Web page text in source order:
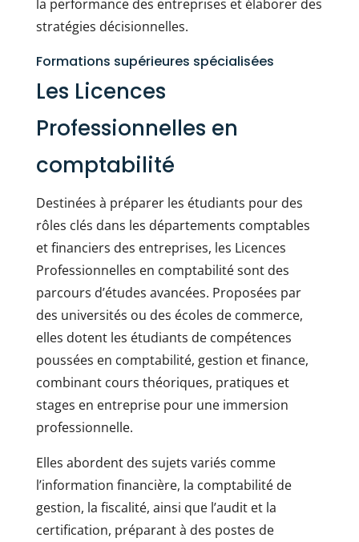
la performance des entreprises et élaborer des
stratégies décisionnelles.
Formations supérieures spécialisées
Les Licences
Professionnelles en
comptabilité
Destinées à préparer les étudiants pour des
rôles clés dans les départements comptables
et financiers des entreprises, les Licences
Professionnelles en comptabilité sont des
parcours d’études avancées. Proposées par
des universités ou des écoles de commerce,
elles dotent les étudiants de compétences
poussées en comptabilité, gestion et finance,
combinant cours théoriques, pratiques et
stages en entreprise pour une immersion
professionnelle.
Elles abordent des sujets variés comme
l’information financière, la comptabilité de
gestion, la fiscalité, ainsi que l’audit et la
certification, préparant à des postes de